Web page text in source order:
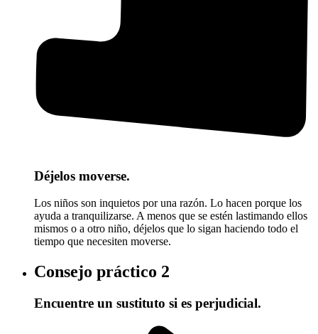
Déjelos moverse.
Los niños son inquietos por una razón. Lo hacen porque los
ayuda a tranquilizarse. A menos que se estén lastimando ellos
mismos o a otro niño, déjelos que lo sigan haciendo todo el
tiempo que necesiten moverse.
Consejo práctico 2
Encuentre un sustituto si es perjudicial.